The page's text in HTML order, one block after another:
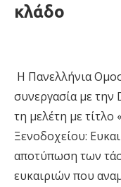
κλάδο
Η Πανελλήνια
συνεργασία με την
τη μελέτη με τίτλο
Ξενοδοχείου:
αποτύπωση των
ευκαιριών που